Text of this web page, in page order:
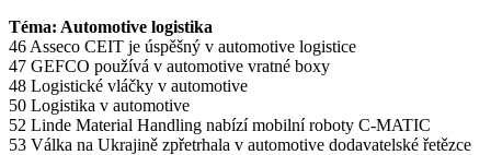
Téma: Automotive logistika
46 Asseco CEIT je úspěšný v automotive logistice
47 GEFCO používá v automotive vratné boxy
48 Logistické vláčky v automotive
50 Logistika v automotive
52 Linde Material Handling nabízí mobilní roboty C-MATIC
53 Válka na Ukrajině zpřetrhala v automotive dodavatelské řetězce